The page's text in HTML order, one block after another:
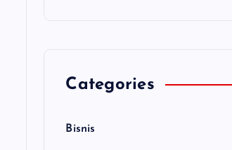
Categories
Bisnis